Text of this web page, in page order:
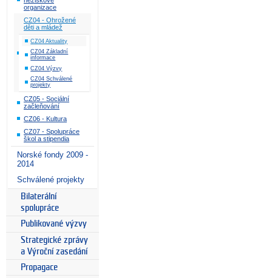
organizace
CZ04 - Ohrožené
děti a mládež
CZ04 Aktuality
CZ04 Základní
informace
CZ04 Výzvy
CZ04 Schválené
projekty
CZ05 - Sociální
začleňování
CZ06 - Kultura
CZ07 - Spolupráce
škol a stipendia
Norské fondy 2009 -
2014
Schválené projekty
Bilaterální
spolupráce
Publikované výzvy
Strategické zprávy
a Výroční zasedání
Propagace